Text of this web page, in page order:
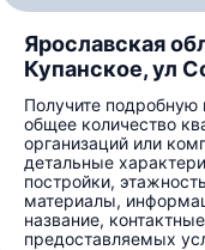
Ярославская
Купанское, ул
Получите
общее количество
организаций или
детальные
постройки,
материалы,
название,
предоставляемых